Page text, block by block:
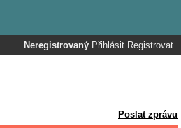
Neregistrovaný Přihlásit Registrovat
Poslat zprávu